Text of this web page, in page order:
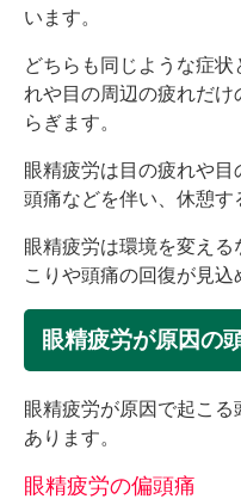
います。
どちらも同じような症
れや目の周辺の疲れだ
らぎます。
眼精疲労は目の疲れや
頭痛などを伴い、休憩す
眼精疲労は環境を変え
こりや頭痛の回復が見込
眼精疲労が原因の
眼精疲労が原因で起こ
あります。
眼精疲労の偏頭痛